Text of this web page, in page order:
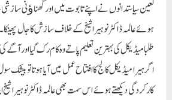
لعین سیاستدانوں نے اپنے تابوت میں اور گھناﺅنی
ہوئے عالمہ ڈاکٹر نوہیرا شیخ کے خلاف سازش کا جال
طلبا میڈیکل کی بہترین تعلیم پاتے وہ کام رک گیا اور آگے
اگر ہیرا میڈیکل کالج کا افتتاح عمل میں آیا ہوتا تو
کارکردگی دیکھتے ہوئے اس سمت بھی عالمہ ڈاکٹر نوہیرا